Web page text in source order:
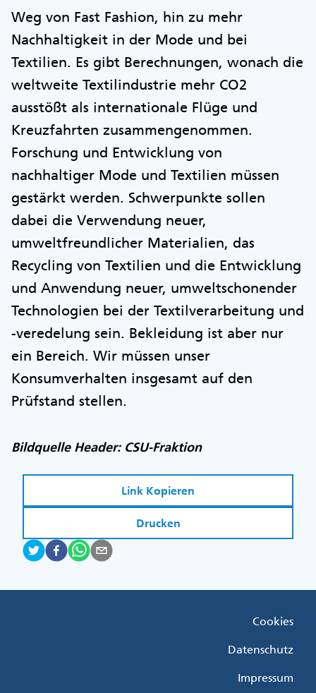
Weg von Fast Fashion, hin zu mehr
Nachhaltigkeit in der Mode und bei
Textilien. Es gibt Berechnungen, wonach die
weltweite Textilindustrie mehr CO2
ausstößt als internationale Flüge und
Kreuzfahrten zusammengenommen.
Forschung und Entwicklung von
nachhaltiger Mode und Textilien müssen
gestärkt werden. Schwerpunkte sollen
dabei die Verwendung neuer,
umweltfreundlicher Materialien, das
Recycling von Textilien und die Entwicklung
und Anwendung neuer, umweltschonender
Technologien bei der Textilverarbeitung und
-veredelung sein. Bekleidung ist aber nur
ein Bereich. Wir müssen unser
Konsumverhalten insgesamt auf den
Prüfstand stellen.
Bildquelle Header: CSU-Fraktion
Link Kopieren
Drucken
Cookies
Datenschutz
Impressum